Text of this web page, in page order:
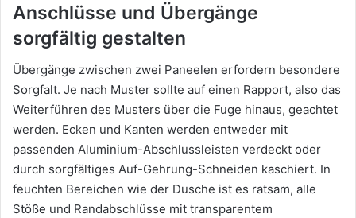
Anschlüsse und Übergänge
sorgfältig gestalten
Übergänge zwischen zwei Paneelen erfordern besondere
Sorgfalt. Je nach Muster sollte auf einen Rapport, also das
Weiterführen des Musters über die Fuge hinaus, geachtet
werden. Ecken und Kanten werden entweder mit
passenden Aluminium-Abschlussleisten verdeckt oder
durch sorgfältiges Auf-Gehrung-Schneiden kaschiert. In
feuchten Bereichen wie der Dusche ist es ratsam, alle
Stöße und Randabschlüsse mit transparentem